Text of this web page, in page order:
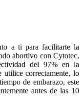
a ti para facilitarte la
abortivo con Cytotec,
del 97% en la
utilice correctamente, lo
de embarazo, este
antes de las 10